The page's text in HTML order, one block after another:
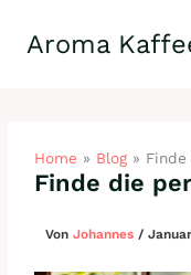
Inhalt
springen
Aroma
Home » Blog »
Finde die
VonJohannes/